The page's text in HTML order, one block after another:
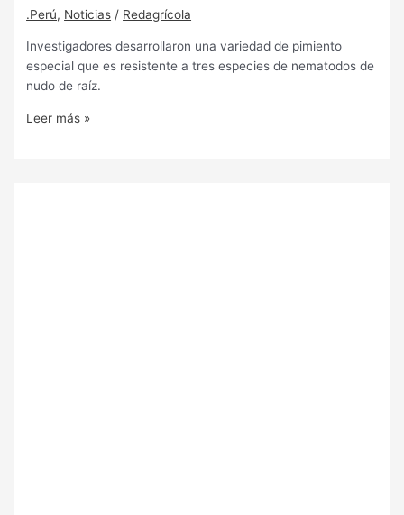
.Perú, Noticias / Redagrícola
Investigadores desarrollaron una variedad de pimiento
especial que es resistente a tres especies de nematodos de
nudo de raíz.
Leer más »